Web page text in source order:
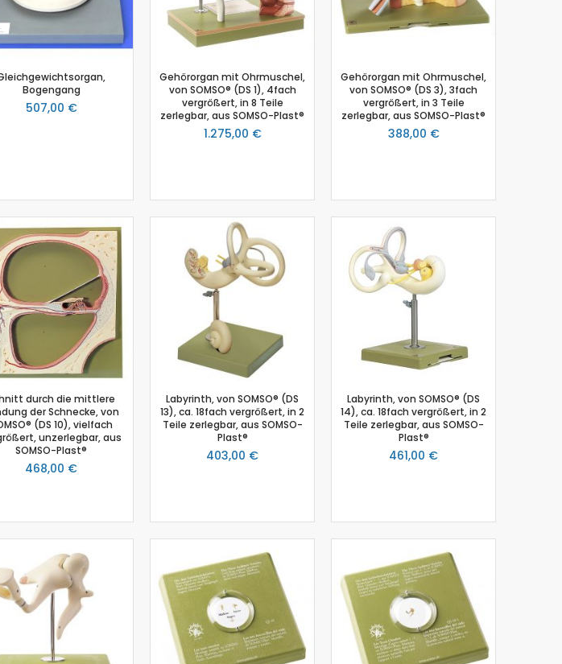
Bogengang
507,00 €
Gehörorgan mit Ohrmuschel,
von SOMSO® (DS 1), 4fach
vergrößert, in 8 Teile
zerlegbar, aus SOMSO-Plast®
1.275,00 €
Gehörorgan mit Ohrmuschel,
von SOMSO® (DS 3), 3fach
vergrößert, in 3 Teile
zerlegbar, aus SOMSO-Plast®
388,00 €
durch die mittlere
der Schnecke, von
(DS 10), vielfach
unzerlegbar, aus
SOMSO-Plast®
468,00 €
Labyrinth, von SOMSO® (DS
13), ca. 18fach vergrößert, in 2
Teile zerlegbar, aus SOMSO-
Plast®
403,00 €
Labyrinth, von SOMSO® (DS
14), ca. 18fach vergrößert, in 2
Teile zerlegbar, aus SOMSO-
Plast®
461,00 €